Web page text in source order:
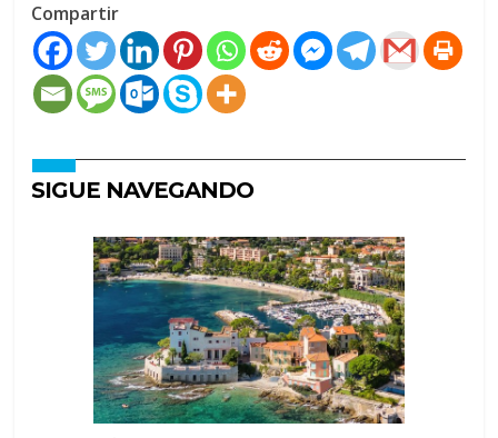
Compartir
SIGUE NAVEGANDO